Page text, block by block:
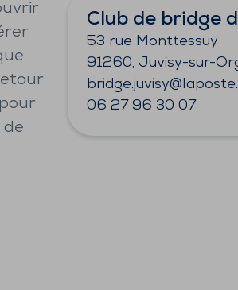
de
Club de bridge
53 rue Monttessuy
91260, Juvisy-sur-
06 27 96 30 07